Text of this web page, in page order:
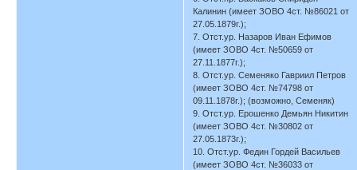
Калинин (имеет ЗОВО 4ст. №86021 от
27.05.1879г.);
7. Отст.ур. Назаров Иван Ефимов
(имеет ЗОВО 4ст. №50659 от
27.11.1877г.);
8. Отст.ур. Семеняко Гавриил Петров
(имеет ЗОВО 4ст. №74798 от
09.11.1878г.); (возможно, Семеняк)
9. Отст.ур. Ерошенко Демьян Никитин
(имеет ЗОВО 4ст. №30802 от
27.05.1873г.);
10. Отст.ур. Федин Гордей Васильев
(имеет ЗОВО 4ст. №36033 от